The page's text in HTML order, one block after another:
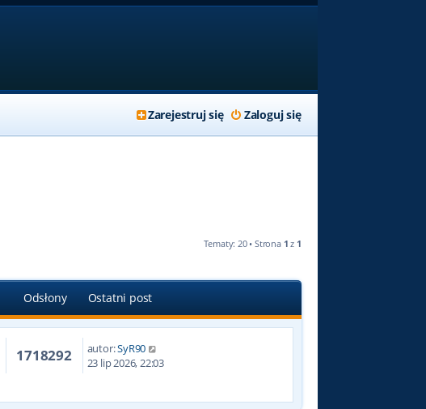
Zaloguj się
Zarejestruj się
Tematy: 20 • Strona 1 z 1
Odsłony Ostatni post
1718292 autor:SyR90
23 lip 2026, 22:03